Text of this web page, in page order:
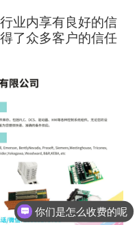
业内享有良好的信
了众多客户的信任
你们是怎么收费的呢
现在有优惠活动吗